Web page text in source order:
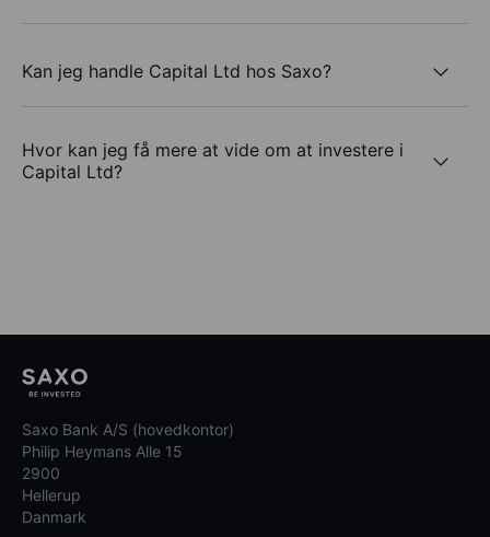
Kan jeg handle Capital Ltd hos Saxo?
Hvor kan jeg få mere at vide om at investere i
Capital Ltd?
Saxo Bank A/S (hovedkontor)
Philip Heymans Alle 15
2900
Hellerup
Danmark